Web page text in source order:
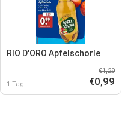
RIO D'ORO Apfelschorle
1 Tag
€1,29
€0,99